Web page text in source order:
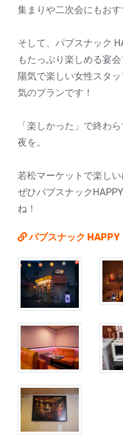
集まりや二次会にもおす
そして、パブスナック
もたっぷり楽しめる宴
陽気で楽しい女性スタ
気のプランです！
「楽しかった」で終わ
夜を。
若松マーケットで楽しい
ぜひパブスナック
ね！
パブスナック HAPPY